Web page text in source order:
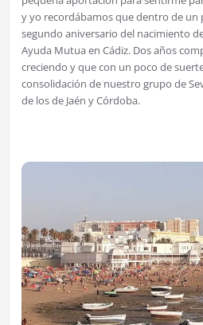
y yo recordábamos que dentro de un
segundo aniversario del nacimiento
Ayuda Mutua en Cádiz. Dos años
creciendo y que con un poco de
consolidación de nuestro grupo de
de los de Jaén y Córdoba.